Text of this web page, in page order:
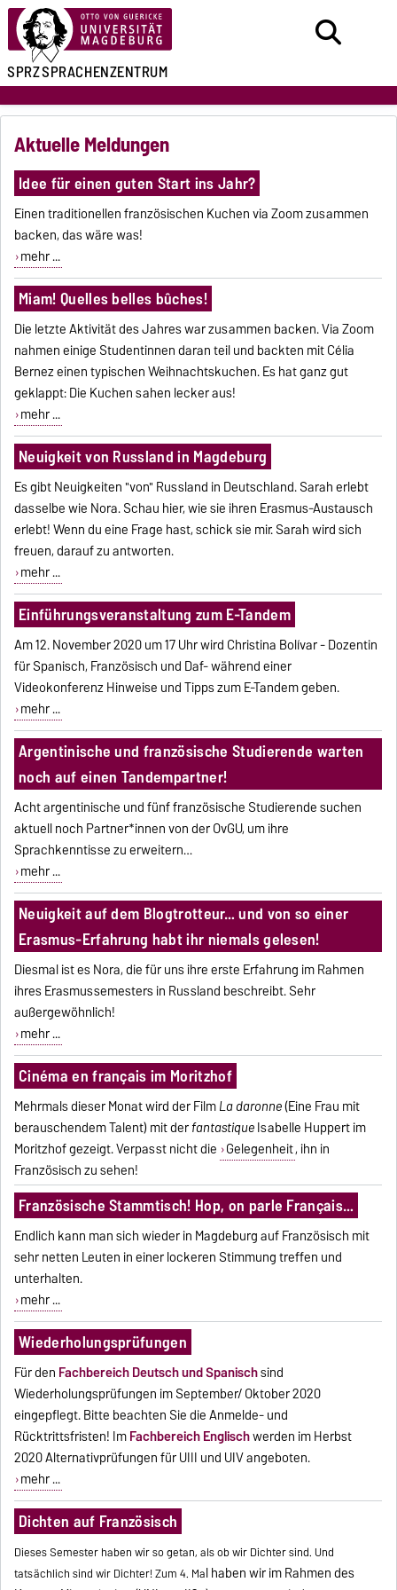
SPRZSPRACHENZENTRUM
Aktuelle Meldungen
Idee für einen guten Start ins Jahr?
Einen traditionellen französischen Kuchen via Zoom zusammen
backen, das wäre was!
mehr ...
Miam! Quelles belles bûches!
Die letzte Aktivität des Jahres war zusammen backen. Via Zoom
nahmen einige Studentinnen daran teil und backten mit Célia
Bernez einen typischen Weihnachtskuchen. Es hat ganz gut
geklappt: Die Kuchen sahen lecker aus!
mehr ...
Neuigkeit von Russland in Magdeburg
Es gibt Neuigkeiten "von" Russland in Deutschland. Sarah erlebt
dasselbe wie Nora. Schau hier, wie sie ihren Erasmus-Austausch
erlebt! Wenn du eine Frage hast, schick sie mir. Sarah wird sich
freuen, darauf zu antworten.
mehr ...
Einführungsveranstaltung zum E-Tandem
Am 12. November 2020 um 17 Uhr wird Christina Bolívar - Dozentin
für Spanisch, Französisch und Daf- während einer
Videokonferenz Hinweise und Tipps zum E-Tandem geben.
mehr ...
Argentinische und französische Studierende warten
noch auf einen Tandempartner!
Acht argentinische und fünf französische Studierende suchen
aktuell noch Partner*innen von der OvGU, um ihre
Sprachkenntisse zu erweitern…
mehr ...
Neuigkeit auf dem Blogtrotteur… und von so einer
Erasmus-Erfahrung habt ihr niemals gelesen!
Diesmal ist es Nora, die für uns ihre erste Erfahrung im Rahmen
ihres Erasmussemesters in Russland beschreibt. Sehr
außergewöhnlich!
mehr ...
Cinéma en français im Moritzhof
Mehrmals dieser Monat wird der FilmLa daronne(Eine Frau mit
berauschendem Talent) mit derfantastiqueIsabelle Huppert im
Moritzhof gezeigt. Verpasst nicht die Gelegenheit, ihn in
Französisch zu sehen!
Französische Stammtisch! Hop, on parle Français…
Endlich kann man sich wieder in Magdeburg auf Französisch mit
sehr netten Leuten in einer lockeren Stimmung treffen und
unterhalten.
mehr ...
Wiederholungsprüfungen
Für den Fachbereich Deutsch und Spanischsind
Wiederholungsprüfungen im September/ Oktober 2020
eingepflegt. Bitte beachten Sie die Anmelde- und
Rücktrittsfristen! ImFachbereich Englischwerden im Herbst
2020 Alternativprüfungen für UIII und UIV angeboten.
mehr ...
Dichten auf Französisch
Dieses Semester haben wir so getan, als ob wir Dichter sind. Und
tatsächlich sind wir Dichter! Zum 4. Mal haben wir im Rahmen des